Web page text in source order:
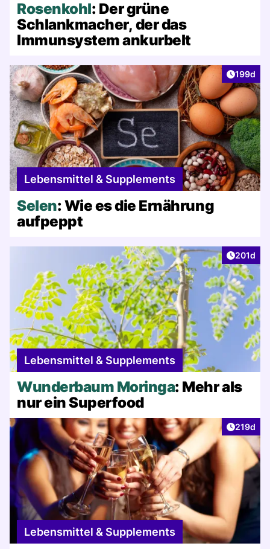
Rosenkohl: Der grüne
Schlankmacher, der das
Immunsystem ankurbelt
Artikel
199d
Lebensmittel & Supplements
Selen: Wie es die Ernährung
aufpeppt
Artikel
201d
Lebensmittel & Supplements
Wunderbaum Moringa: Mehr als
nur ein Superfood
Artikel
219d
Lebensmittel & Supplements